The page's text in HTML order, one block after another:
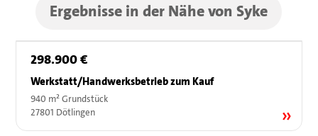
Ergebnisse in der Nähe von Syke
298.900 €
Werkstatt/Handwerksbetrieb zum Kauf
940 m² Grundstück
27801 Dötlingen